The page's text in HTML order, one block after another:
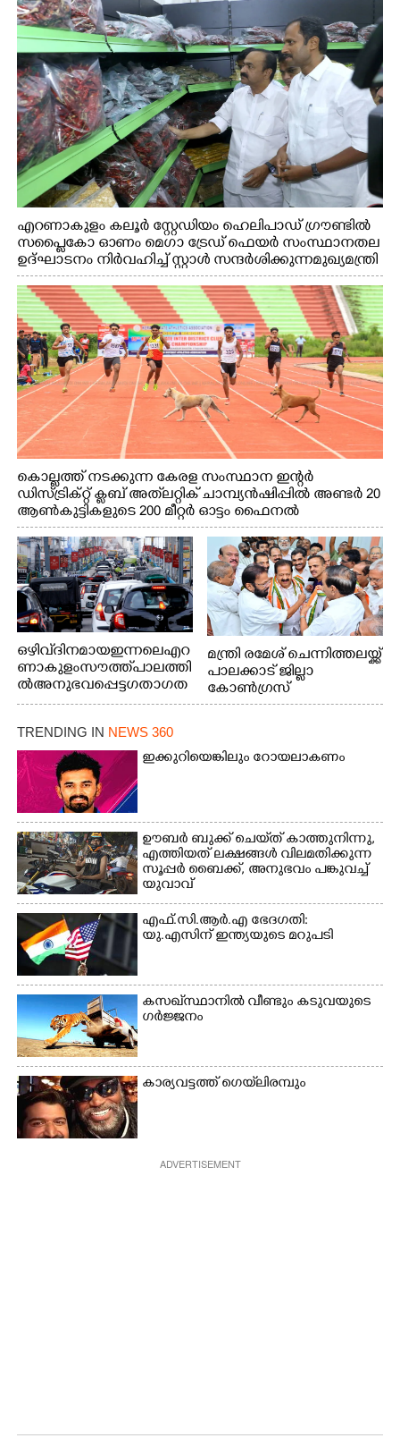
എറണാകുളം കലൂർ സ്റ്റേഡിയം ഹെലിപാഡ് ഗ്രൗണ്ടിൽ
സപ്ളൈകോ ഓണം മെഗാ ട്രേഡ് ഫെയർ സംസ്ഥാനതല
ഉദ്ഘാടനം നിർവഹിച്ച് സ്റ്റാൾ സന്ദർശിക്കുന്ന മുഖ്യമന്ത്രി
വി.ഡി. സതീശൻ. മന്ത്രി അനൂപ് ജേക്കബ് സമീപം
കൊല്ലത്ത് നടക്കുന്ന കേരള സംസ്ഥാന ഇന്റർ
ഡിസ്ട്രിക്റ്റ് ക്ലബ് അത്‌ലറ്റിക് ചാമ്പ്യൻഷിപ്പിൽ അണ്ടർ 20
ആൺകുട്ടികളുടെ 200 മീറ്റർ ഓട്ടം ഫൈനൽ
മത്സരത്തിനിടെ സിന്തറ്റിക് ട്രാക്കിന് കുറുകെ ഓടുന്ന
നായകൾ.
ഒഴിവ് ദിനമായ ഇന്നലെ എറ
ണാകുളം സൗത്ത് പാലത്തി
ൽ അനുഭവപ്പെട്ട ഗതാഗത
ക്കുരുക്ക്
മന്ത്രി രമേശ് ചെന്നിത്തലയ്ക്ക്
പാലക്കാട് ജില്ലാ
കോൺഗ്രസ്
TRENDING IN NEWS 360
ഇക്കുറിയെങ്കിലും റോയലാകണം
ഊബർ ബുക്ക് ചെയ്‌ത് കാത്തുനിന്നു,​
എത്തിയത് ലക്ഷങ്ങൾ വിലമതിക്കുന്ന
സൂപ്പർ ബൈക്ക്,​ അനുഭവം പങ്കുവച്ച്
യുവാവ്
എഫ്.സി.ആർ.എ ഭേദഗതി:
യു.എസിന് ഇന്ത്യയുടെ മറുപടി
കസഖ്‌സ്ഥാനിൽ വീണ്ടും കടുവയുടെ
ഗർജ്ജനം
കാര്യവട്ടത്ത് ഗെയ്‌ലിരമ്പും
ADVERTISEMENT